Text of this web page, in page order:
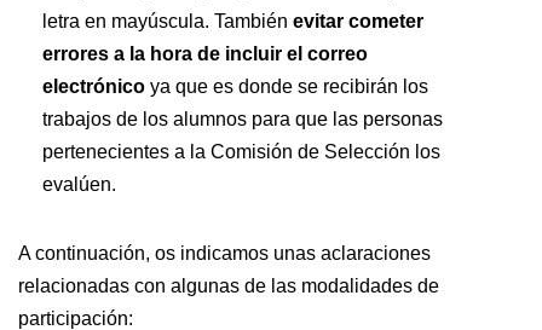
letra en mayúscula. También evitar cometer
errores a la hora de incluir el correo
electrónico ya que es donde se recibirán los
trabajos de los alumnos para que las personas
pertenecientes a la Comisión de Selección los
evalúen.
A continuación, os indicamos unas aclaraciones
relacionadas con algunas de las modalidades de
participación: